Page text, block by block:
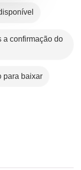
para baixar